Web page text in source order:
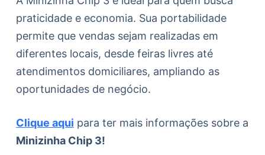
praticidade e economia. Sua portabilidade
permite que vendas sejam realizadas em
diferentes locais, desde feiras livres até
atendimentos domiciliares, ampliando as
oportunidades de negócio.
Clique aqui para ter mais informações sobre a
Minizinha Chip 3!